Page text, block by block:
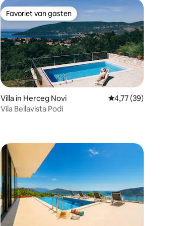
Favoriet van gasten
Favoriet van gasten
Villa in Herceg Novi Gemiddelde
4,77 (39)
Vila Bellavista Podi